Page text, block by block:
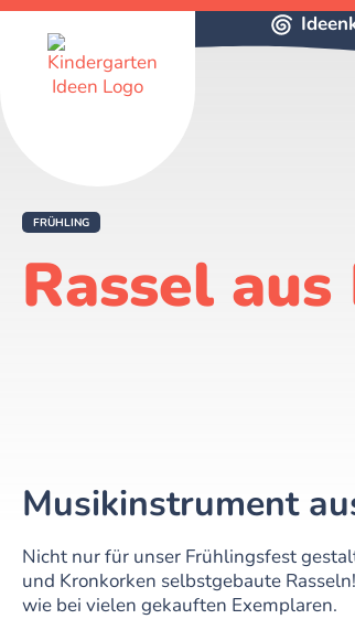
FRÜHLING
Rassel
Musikinstrument
Nicht nur für unser Frühlingsfest
und Kronkorken selbstgebaute
wie bei vielen gekauften Exemplaren.